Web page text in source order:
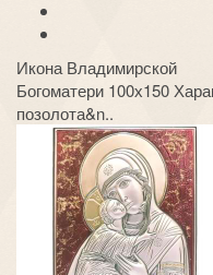
Икона Владимирской
Богоматери 100х150
позолота&n..